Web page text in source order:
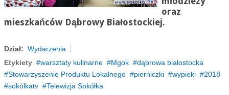
oraz
mieszkańców Dąbrowy Białostockiej.
Dział: Wydarzenia
Etykiety
warsztaty kulinarne Mgok
dąbrowa białostocka
Stowarzyszenie Produktu Lokalnego
pierniczki wypieki
2018
sokólkatv
Telewizja Sokółka